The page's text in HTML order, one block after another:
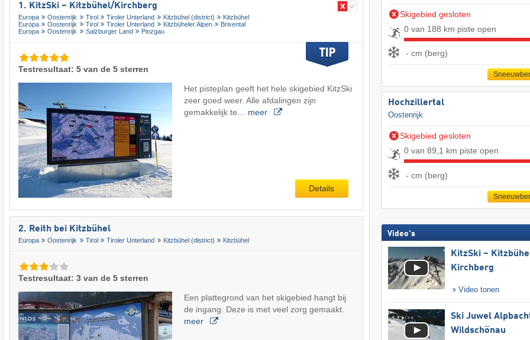
1. KitzSki – Kitzbühel/​Kirchberg
Europa Oostenrijk Tirol Tiroler Unterland Kitzbühel (district)
Kitzbühel
Europa
Oostenrijk Tirol Tiroler Unterland Kitzbüheler Alpen
Brixental
Europa
Oostenrijk Salzburger Land Pinzgau
Testresultaat: 5 van de 5 sterren
Het pisteplan geeft het hele skigebied KitzSki
zeer goed weer. Alle afdalingen zijn
gemakkelijk te… meer
Details
2. Reith bei Kitzbühel
Europa Oostenrijk Tirol Tiroler Unterland Kitzbühel (district) Kitzbühel
Testresultaat: 3 van de 5 sterren
Een plattegrond van het skigebied hangt bij
de ingang. Deze is met veel zorg gemaakt.
meer
Skigebied gesloten
0 van 188 km piste open
- cm (berg)
Hochzillertal
Oostenrijk
Skigebied gesloten
0 van 89,1 km piste open
- cm (berg)
Video's
KitzSki –
Kirchberg
Video tonen
Ski Juwel
Wildschönau